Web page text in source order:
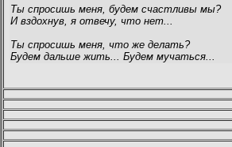
Ты спросишь меня, будем счастливы мы?
И вздохнув, я отвечу, что нет...
Ты спросишь меня, что же делать?
Будем дальше жить... Будем мучаться...